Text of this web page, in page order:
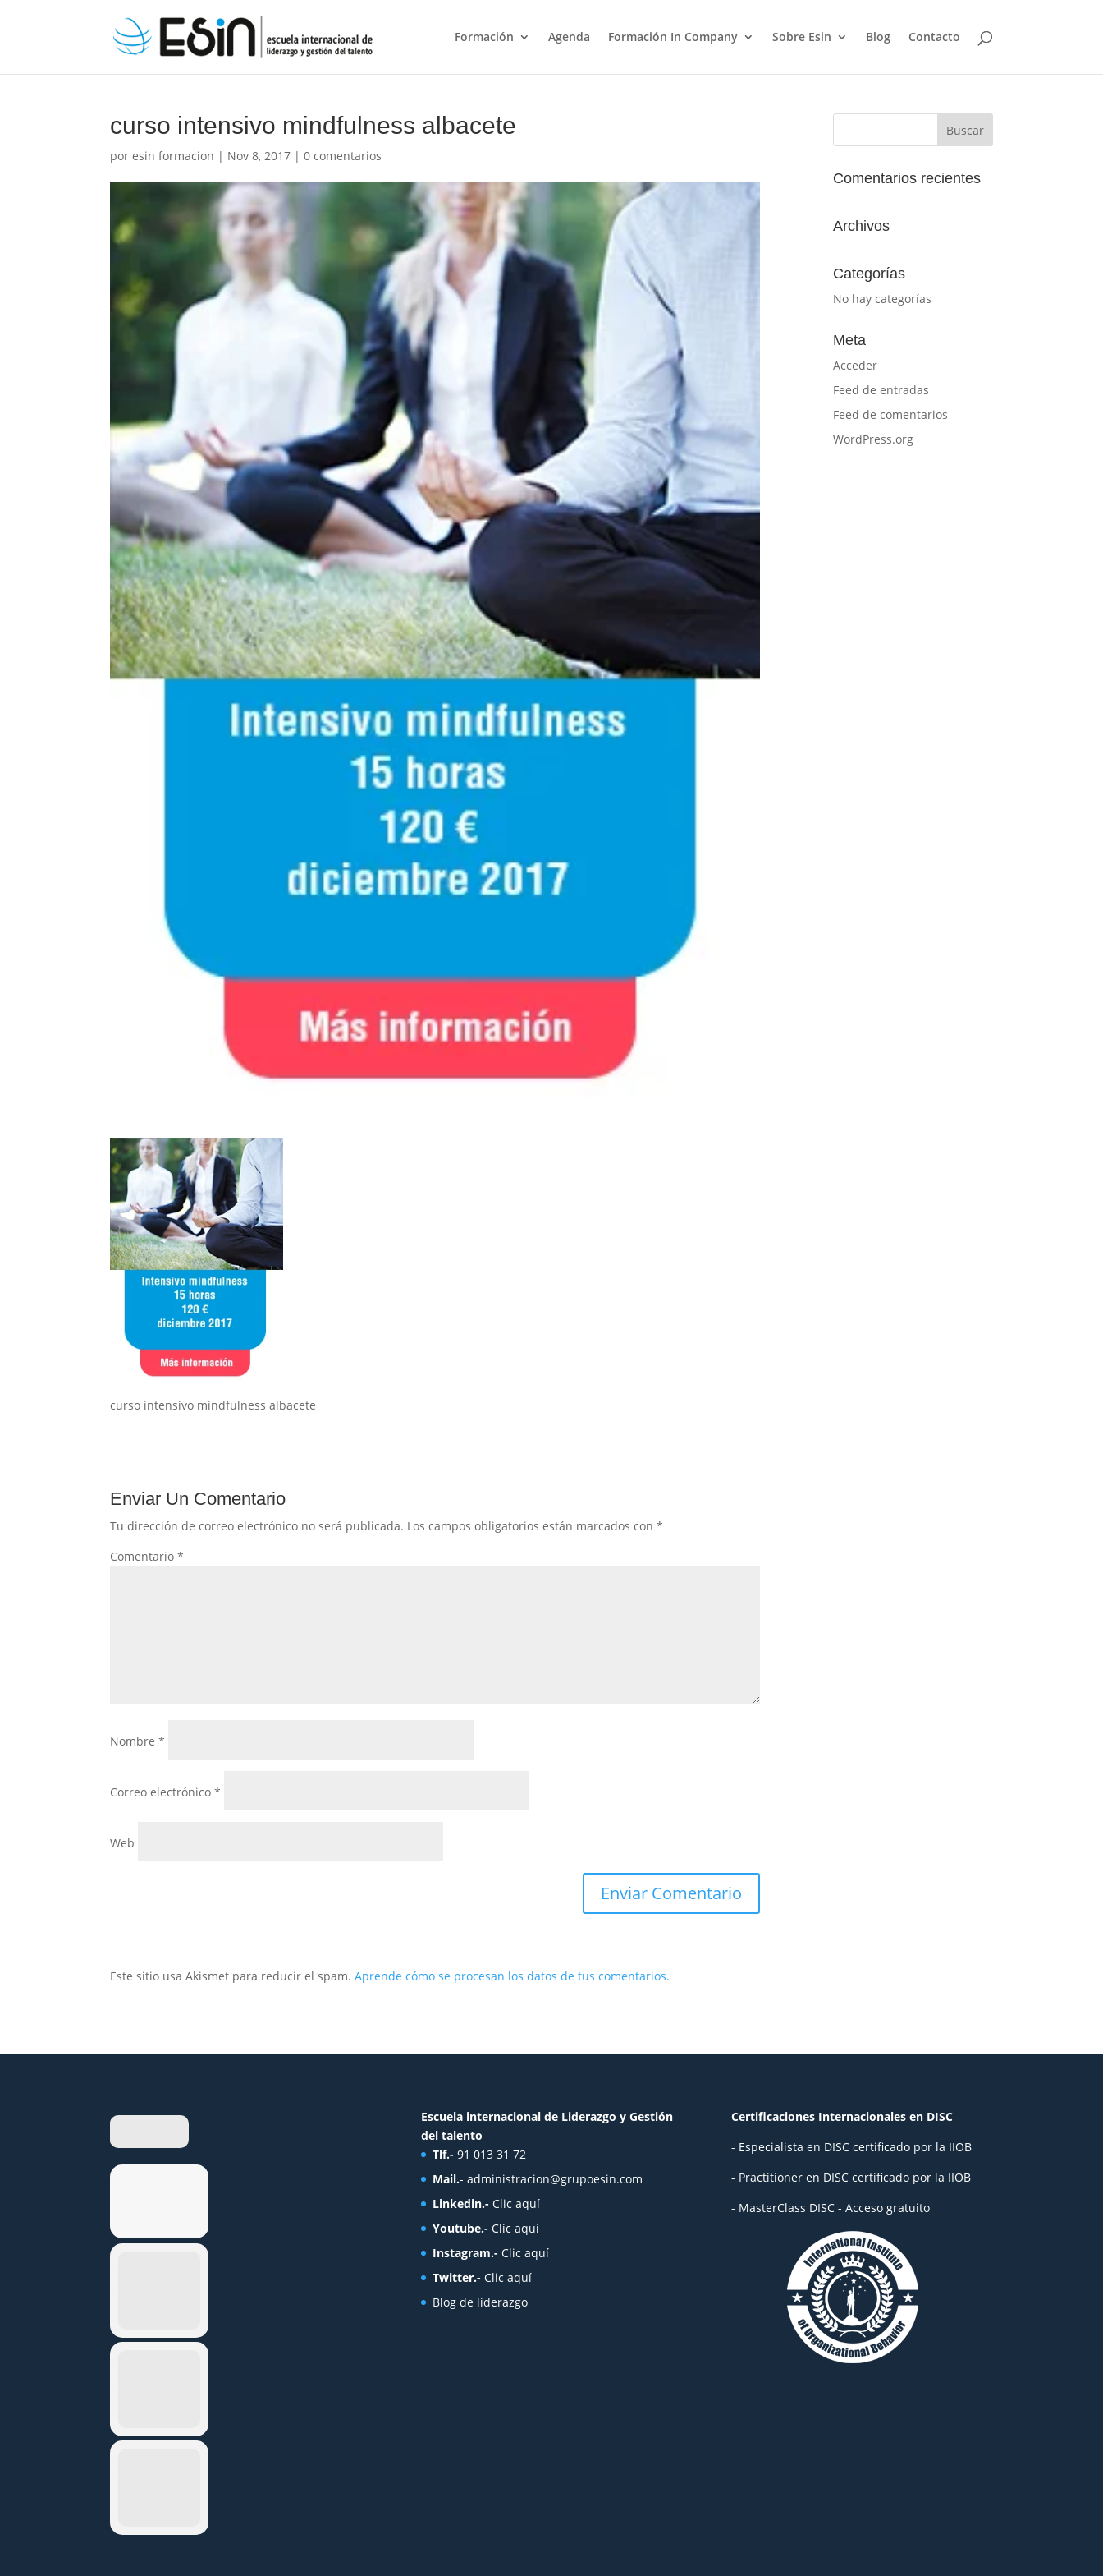
Formación Agenda Formación In Company Sobre Esin Blog Contacto
curso intensivo mindfulness albacete
poresin formacion | Nov 8, 2017 |0 comentarios
curso intensivo mindfulness albacete
Enviar Un Comentario
Tu dirección de correo electrónico no será publicada. Los campos obligatorios están marcados con*
Comentario*
Nombre*
Correo electrónico*
Web
Este sitio usa Akismet para reducir el spam.Aprende cómo se procesan los datos de tus comentarios.
Comentarios recientes
Archivos
Categorías
No hay categorías
Meta
Acceder
Feed de entradas
Feed de comentarios
WordPress.org
Escuela internacional de Liderazgo y Gestión
del talento
Tlf.- 91 013 31 72
Mail.- administracion@grupoesin.com
Linkedin.- Clic aquí
Youtube.- Clic aquí
Instagram.- Clic aquí
Twitter.- Clic aquí
Blog de liderazgo
Certificaciones Internacionales en DISC
- Especialista en DISC certificado por la IIOB
- Practitioner en DISC certificado por la IIOB
- MasterClass DISC - Acceso gratuito